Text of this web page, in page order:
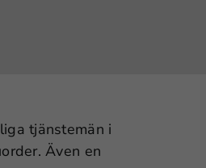
tjänstemän i
Även en